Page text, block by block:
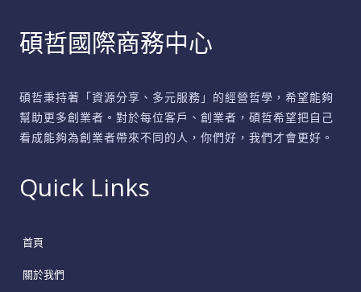
碩哲國際商務中心
碩哲秉持著「資源分享、多元服務」的經營哲學，希望能夠
幫助更多創業者。對於每位客戶、創業者，碩哲希望把自己
看成能夠為創業者帶來不同的人，你們好，我們才會更好。
Quick Links
首頁
關於我們